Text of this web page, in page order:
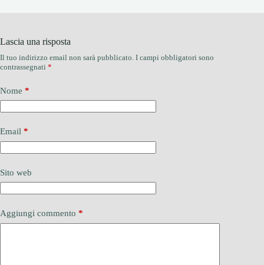
Lascia una risposta
Il tuo indirizzo email non sarà pubblicato. I campi obbligatori sono
contrassegnati *
Nome *
Email *
Sito web
Aggiungi commento *